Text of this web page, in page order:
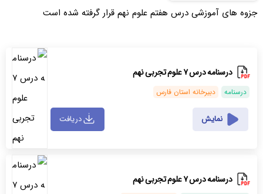
جزوه های آموزشی درس هفتم علوم نهم قرار گرفته شده است
درسنامه درس ۷ علوم تجربی نهم
درسنامه دبیرخانه استان فارس
نمایش دریافت
درسنامه درس ۷ علوم تجربی نهم